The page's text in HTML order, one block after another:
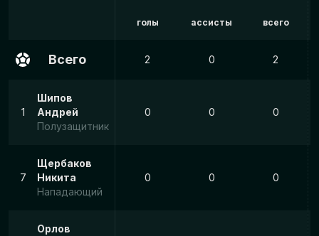
голы ассисты всего
Всего 2 0 2
1
Шипов
Андрей
Полузащитник
0 0 0
7
Щербаков
Никита
Нападающий
0 0 0
Орлов